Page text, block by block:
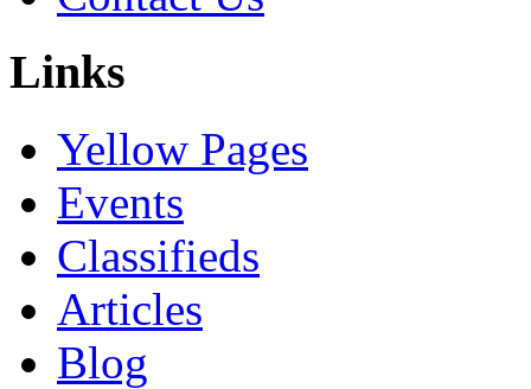
Links
Yellow Pages
Events
Classifieds
Articles
Blog